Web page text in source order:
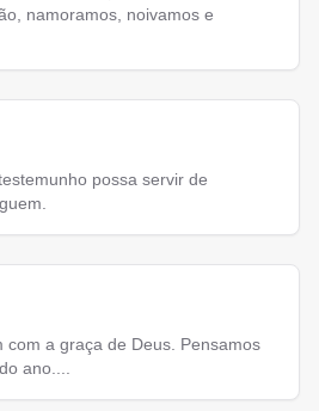
namoramos, noivamos e
possa servir de
com a graça de Deus. Pensamos
ano....